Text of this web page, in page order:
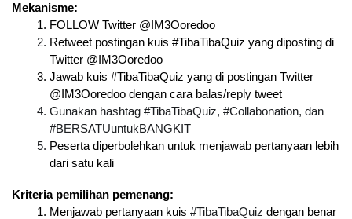
Mekanisme:
FOLLOW Twitter @IM3Ooredoo
Retweet postingan kuis #TibaTibaQuiz yang diposting di
Twitter @IM3Ooredoo
Jawab kuis #TibaTibaQuiz yang di postingan Twitter
@IM3Ooredoo dengan cara balas/reply tweet
Gunakan hashtag #TibaTibaQuiz, #Collabonation, dan
#BERSATUuntukBANGKIT
Peserta diperbolehkan untuk menjawab pertanyaan lebih
dari satu kali
Kriteria pemilihan pemenang:
Menjawab pertanyaan kuis #TibaTibaQuiz dengan benar